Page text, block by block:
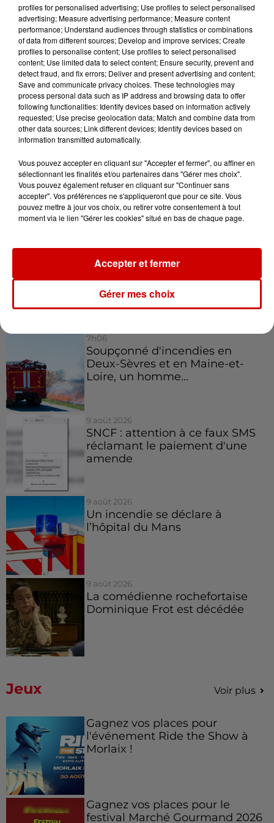
plus petit que l'Ultim, la catégorie reine en voile.
Mais le navire n'en reste pas moins très exigeant,
nous rappelle Matthieu.
"C'est un bateau qui peut fairedes vitesses autour
des 30 nœuds (plus de 55km/h)quand ça va vite.
Mais ce sont des bateaux qui ontla particularité
de pouvoir chavirer , comme tous les multicoques.
On n'a pas de quille, on n'a pas de lest en plomb
qui nous empêche de nous mettre à l'envers.
Naviguer en multicoque, on sait qu'on a un risque
de chavirer.Lorsqu'on performe, on est un
maximum des performances du bateau, et donc
on a une vigilance qui est vraiment de tous les
instants. Dès lors qu'il y a un peu de vent et que le
bateau est en surpuissance,ça peut arriver très
Départ ce dimanche 26 octobre du Havre. Les
premiers duos vainqueurs sont attendus autour du
5 novembre.
Infos Voir plus
7h06
Soupçonné d'incendies en
Deux-Sèvres et en Maine-et-
Loire, un homme...
9 août 2026
SNCF : attention à ce faux SMS
réclamant le paiement d'une
amende
9 août 2026
Un incendie se déclare à
l’hôpital du Mans
9 août 2026
La comédienne rochefortaise
Dominique Frot est décédée
Jeux Voir plus
Gagnez vos places pour
l'événement Ride the Show à
Morlaix !
Gagnez vos places pour le
festival Marché Gourmand 2026
profiles for personalised advertising; Use profiles to select personalised
advertising; Measure advertising performance; Measure content
performance; Understand audiences through statistics or combinations
of data from different sources; Develop and improve services; Create
profiles to personalise content; Use profiles to select personalised
content; Use limited data to select content; Ensure security, prevent and
detect fraud, and fix errors; Deliver and present advertising and content;
Save and communicate privacy choices. These technologies may
process personal data such as IP address and browsing data to offer
following functionalities: Identify devices based on information actively
requested; Use precise geolocation data; Match and combine data from
other data sources; Link different devices; Identify devices based on
information transmitted automatically.
Vous pouvez accepter en cliquant sur "Accepter et fermer", ou affiner en
sélectionnant les finalités et/ou partenaires dans "Gérer mes choix".
Vous pouvez également refuser en cliquant sur "Continuer sans
accepter". Vos préférences ne s'appliqueront que pour ce site. Vous
pouvez mettre à jour vos choix, ou retirer votre consentement à tout
moment via le lien "Gérer les cookies" situé en bas de chaque page.
Gérer mes choix
Accepter et fermer